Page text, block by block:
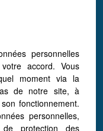
personnelles
accord. Vous
moment via la
de notre site, à
fonctionnement.
personnelles,
protection des